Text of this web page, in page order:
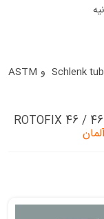
قابلیت استفاده جهت Chrome bath tubes و Schlenk tubes و ASTM
هیتردار ROTOFIX 46 / 46